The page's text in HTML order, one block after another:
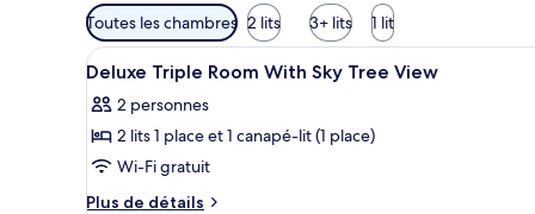
Filtres
disponibles
pour
chambres
Toutes les chambres 2 lits 3+ lits 1 lit
Afficher
toutes
les
photos
pour
ce
Literie de qualité supérieure,
10
Deluxe Triple Room With Sky Tree View
2 personnes
2 lits 1 place et 1 canapé-lit (1 place)
Wi-Fi gratuit
Plus de détails
Plus